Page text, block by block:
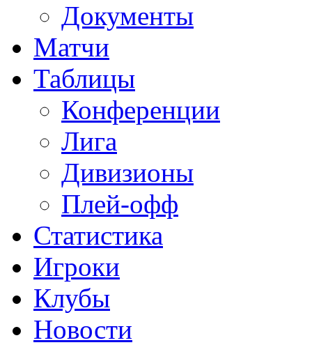
Документы
Матчи
Таблицы
Конференции
Лига
Дивизионы
Плей-офф
Статистика
Игроки
Клубы
Новости